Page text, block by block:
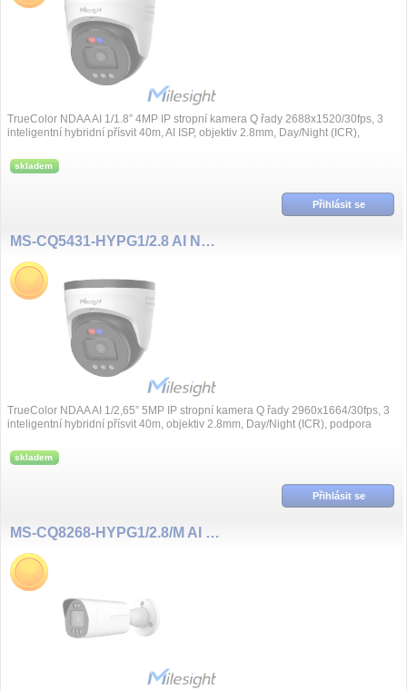
TrueColor NDAA AI 1/1.8” 4MP IP stropní kamera Q řady 2688x1520/30fps, 3
inteligentní hybridní přísvit 40m, AI ISP, objektiv 2.8mm, Day/Night (ICR),
skladem
Přihlásit se
MS-CQ5431-HYPG1/2.8 AI NDAA 5MP/30fps 2,5mm, TrueColor
TrueColor NDAA AI 1/2,65” 5MP IP stropní kamera Q řady 2960x1664/30fps, 3
inteligentní hybridní přísvit 40m, objektiv 2.8mm, Day/Night (ICR), podpora
skladem
Přihlásit se
MS-CQ8268-HYPG1/2.8/M AI NDAA 8MP/30fps 2,8mm, TrueColor